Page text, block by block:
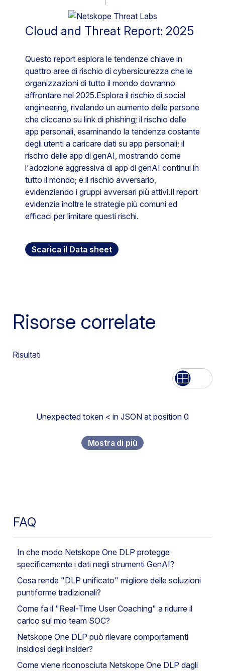
Cloud and Threat Report: 2025
Questo report esplora le tendenze chiave in
quattro aree di rischio di cybersicurezza che le
organizzazioni di tutto il mondo dovranno
affrontare nel 2025.Esplora il rischio di social
engineering, rivelando un aumento delle persone
che cliccano su link di phishing; il rischio delle
app personali, esaminando la tendenza costante
degli utenti a caricare dati su app personali; il
rischio delle app di genAI, mostrando come
l'adozione aggressiva di app di genAI continui in
tutto il mondo; e il rischio avversario,
evidenziando i gruppi avversari più attivi.Il report
evidenzia inoltre le strategie più comuni ed
efficaci per limitare questi rischi.
Scarica il Data sheet
Risorse correlate
Risultati
Lista Griglia
Unexpected token < in JSON at position 0
Mostra di più
FAQ
In che modo Netskope One DLP protegge
specificamente i dati negli strumenti GenAI?
Cosa rende "DLP unificato" migliore delle soluzioni
puntiforme tradizionali?
Come fa il "Real-Time User Coaching" a ridurre il
carico sul mio team SOC?
Netskope One DLP può rilevare comportamenti
insidiosi degli insider?
Come viene riconosciuta Netskope One DLP dagli